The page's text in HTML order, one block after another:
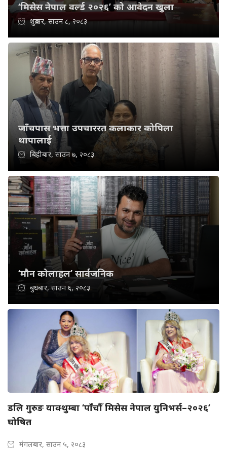
‘मिसेस नेपाल वर्ल्ड २०२६’ को आवेदन खुला
शुक्रबार, साउन ८, २०८३
जाँचपास भत्ता उपचाररत कलाकार कोपिला
थापालाई
बिहीबार, साउन ७, २०८३
‘मौन कोलाहल’ सार्वजनिक
बुधबार, साउन ६, २०८३
डलि गुरुङ याक्थुम्बा ‘पाँचौँ मिसेस नेपाल युनिभर्स–२०२६’
घोषित
मंगलबार, साउन ५, २०८३